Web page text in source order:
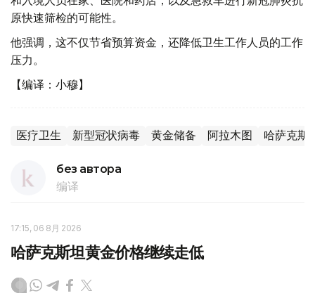
原快速筛检的可能性。
他强调，这不仅节省预算资金，还降低卫生工作人员的工作
压力。
【编译：小穆】
医疗卫生 新型冠状病毒 黄金储备 阿拉木图 哈萨克斯
без автора
编译
17:15, 06 8月 2026
哈萨克斯坦黄金价格继续走低